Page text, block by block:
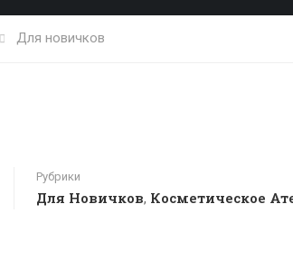
Для новичков
Рубрики
Для Новичков, Косметическое